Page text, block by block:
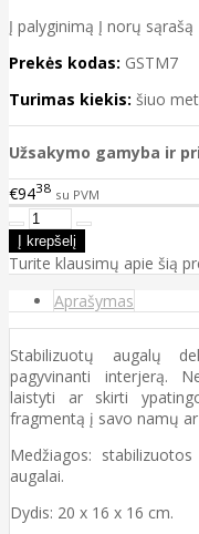
Į palyginimą Į norų sąrašą
Prekės kodas: GSTM7
Turimas kiekis: šiuo
Užsakymo gamyba ir
€9438 su PVM
Turite klausimų apie šią
Aprašymas
Stabilizuotų augalų
pagyvinanti interjerą.
laistyti ar skirti
fragmentą į savo namų
Medžiagos:
augalai.
Dydis: 20 x 16 x 16 cm.